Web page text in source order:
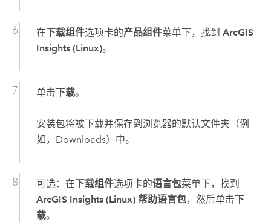
在下载组件选项卡的产品组件菜单下，找到 ArcGIS
Insights (Linux)。
单击下载。
安装包将被下载并保存到浏览器的默认文件夹（例
如，Downloads）中。
可选：在下载组件选项卡的语言包菜单下，找到
ArcGIS Insights (Linux) 帮助语言包，然后单击下
载。